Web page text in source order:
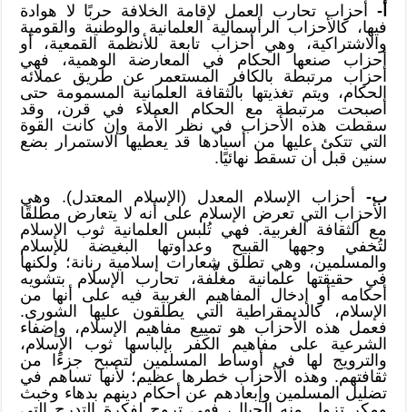
أ- أحزاب تحارب العمل لإقامة الخلافة حربًا لا هوادة
فيها، كالأحزاب الرأسمالية العلمانية والوطنية والقومية
والاشتراكية، وهي أحزاب تابعة للأنظمة القمعية، أو
أحزاب صنعها الحكام في المعارضة الوهمية، فهي
أحزاب مرتبطة بالكافر المستعمر عن طريق عملائه
الحكام، ويتم تغذيتها بالثقافة العلمانية المسمومة حتى
أصبحت مرتبطة مع الحكام العملاء في قرن، وقد
سقطت هذه الأحزاب في نظر الأمة وإن كانت القوة
التي تتكئ عليها من أسيادها قد يعطيها الاستمرار بضع
سنين قبل أن تسقط نهائيًا.
ب- أحزاب الإسلام المعدل (الإسلام المعتدل). وهي
الأحزاب التي تعرض الإسلام على أنه لا يتعارض مطلقًا
مع الثقافة الغربية. فهي تُلبس العلمانية ثوب الإسلام
لتُخفي وجهها القبيح وعداوتها البغيضة للإسلام
والمسلمين، وهي تطلق شعارات إسلامية رنانة؛ ولكنها
في حقيقتها علمانية مغلَّفة، تحارب الإسلام بتشويه
أحكامه أو إدخال المفاهيم الغربية فيه على أنها من
الإسلام، كالديمقراطية التي يطلقون عليها الشورى.
فعمل هذه الأحزاب هو تمييع مفاهيم الإسلام، وإضفاء
الشرعية على مفاهيم الكفر بإلباسها ثوب الإسلام،
والترويج لها في أوساط المسلمين لتصبح جزءًا من
ثقافتهم. وهذه الأحزاب خطرها عظيم؛ لأنها تساهم في
تضليل المسلمين وإبعادهم عن أحكام دينهم بدهاء وخبث